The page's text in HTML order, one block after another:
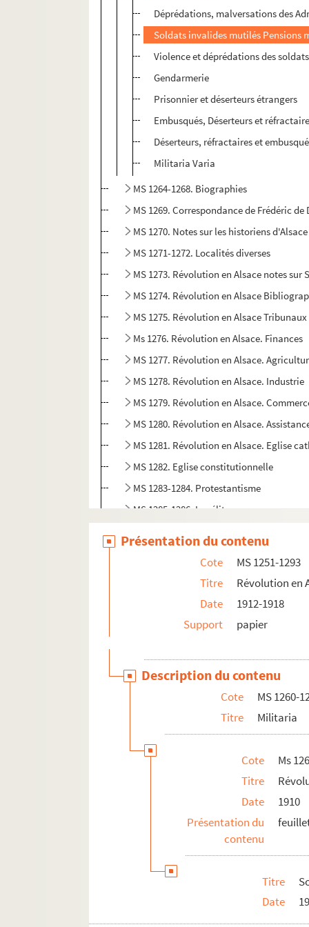
Déprédations, malversations des
Soldats invalides mutilés Pensions
Violence et déprédations des
Gendarmerie
Prisonnier et déserteurs étrangers
Embusqués, Déserteurs et
Déserteurs, réfractaires et
Militaria Varia
MS 1264-1268. Biographies
MS 1269. Correspondance de Frédéric de
MS 1270. Notes sur les historiens
MS 1271-1272. Localités diverses
MS 1273. Révolution en Alsace notes sur
MS 1274. Révolution en Alsace
MS 1275. Révolution en Alsace Tribunaux
Ms 1276. Révolution en Alsace. Finances
MS 1277. Révolution en Alsace.
MS 1278. Révolution en Alsace. Industrie
MS 1279. Révolution en Alsace.
MS 1280. Révolution en Alsace.
MS 1281. Révolution en Alsace. Eglise
MS 1282. Eglise constitutionnelle
MS 1283-1284. Protestantisme
MS 1285-1286. Israélites
MS 1294. Correspondance entre Berger-
Présentation du contenu
Cote
MS 1251-1293
Titre
Révolution en
Date
1912-1918
Support
papier
Description du contenu
Cote
MS 1260-
Titre
Militaria
Cote
Ms
Titre
Date
1910
Présentation du
contenu
Titre
Date